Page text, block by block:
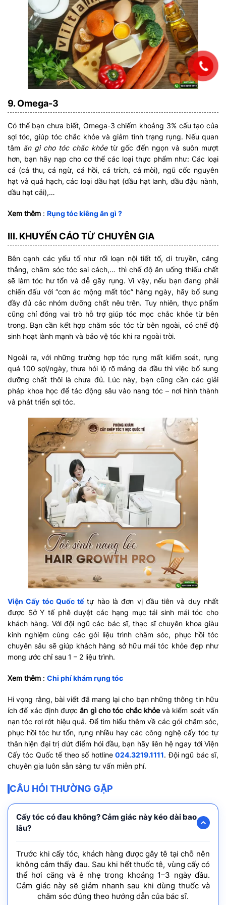
9. Omega-3
Có thể bạn chưa biết, Omega-3 chiếm khoảng 3% cấu tạo của
sợi tóc, giúp tóc chắc khỏe và giảm tình trạng rụng. Nếu quan
tâm ăn gì cho tóc chắc khỏetừ gốc đến ngọn và suôn mượt
hơn, bạn hãy nạp cho cơ thể các loại thực phẩm như: Các loại
cá (cá thu, cá ngừ, cá hồi, cá trích, cá mòi), ngũ cốc nguyên
hạt và quả hạch, các loại dầu hạt (dầu hạt lanh, dầu đậu nành,
dầu hạt cải),…
Xem thêm : Rụng tóc kiêng ăn gì ?
III. KHUYẾN CÁO TỪ CHUYÊN GIA
Bên cạnh các yếu tố như rối loạn nội tiết tố, di truyền, căng
thẳng, chăm sóc tóc sai cách,… thì chế độ ăn uống thiếu chất
sẽ làm tóc hư tổn và dễ gãy rụng. Vì vậy, nếu bạn đang phải
chiến đấu với “cơn ác mộng mất tóc” hàng ngày, hãy bổ sung
đầy đủ các nhóm dưỡng chất nêu trên. Tuy nhiên, thực phẩm
cũng chỉ đóng vai trò hỗ trợ giúp tóc mọc chắc khỏe từ bên
trong. Bạn cần kết hợp chăm sóc tóc từ bên ngoài, có chế độ
sinh hoạt lành mạnh và bảo vệ tóc khi ra ngoài trời.
Ngoài ra, với những trường hợp tóc rụng mất kiểm soát, rụng
quá 100 sợi/ngày, thưa hói lộ rõ mảng da đầu thì việc bổ sung
dưỡng chất thôi là chưa đủ. Lúc này, bạn cũng cần các giải
pháp khoa học để tác động sâu vào nang tóc – nơi hình thành
và phát triển sợi tóc.
Viện Cấy tóc Quốc tếtự hào là đơn vị đầu tiên và duy nhất
được Sở Y tế phê duyệt các hạng mục tái sinh mái tóc cho
khách hàng. Với đội ngũ các bác sĩ, thạc sĩ chuyên khoa giàu
kinh nghiệm cùng các gói liệu trình chăm sóc, phục hồi tóc
chuyên sâu sẽ giúp khách hàng sở hữu mái tóc khỏe đẹp như
mong ước chỉ sau 1 – 2 liệu trình.
Xem thêm : Chi phí khám rụng tóc
Hi vọng rằng, bài viết đã mang lại cho bạn những thông tin hữu
ích để xác định đượcăn gì cho tóc chắc khỏevà kiểm soát vấn
nạn tóc rơi rớt hiệu quả. Để tìm hiểu thêm về các gói chăm sóc,
phục hồi tóc hư tổn, rụng nhiều hay các công nghệ cấy tóc tự
thân hiện đại trị dứt điểm hói đầu, bạn hãy liên hệ ngay tới Viện
Cấy tóc Quốc tế theo số hotline024.3219.1111. Đội ngũ bác sĩ,
chuyên gia luôn sẵn sàng tư vấn miễn phí.
CÂU HỎI THƯỜNG GẶP
Cấy tóc có đau không? Cảm giác này kéo dài bao
lâu?
Trước khi cấy tóc, khách hàng được gây tê tại chỗ nên
không cảm thấy đau. Sau khi hết thuốc tê, vùng cấy có
thể hơi căng và ê nhẹ trong khoảng 1–3 ngày đầu.
Cảm giác này sẽ giảm nhanh sau khi dùng thuốc và
chăm sóc đúng theo hướng dẫn của bác sĩ.